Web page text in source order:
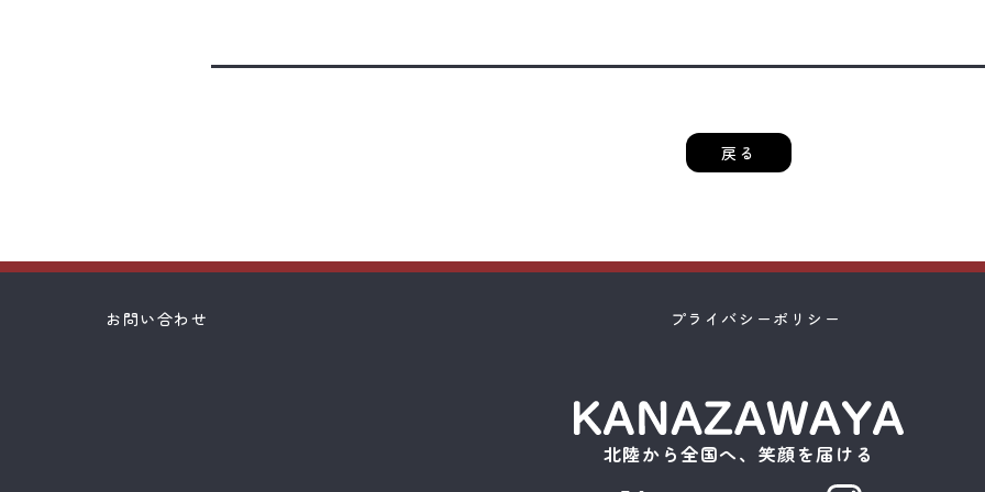
戻る
お問い合わせ プライバシーポリシー
北陸から全国へ、笑顔を届ける